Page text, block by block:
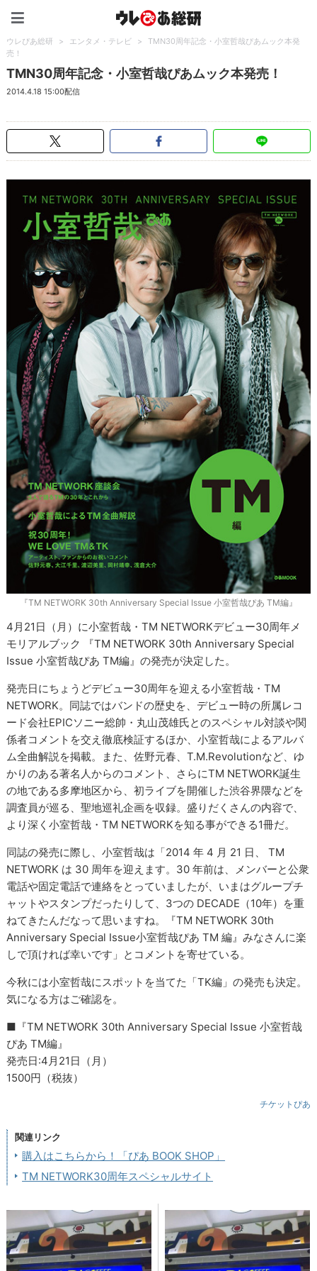
ウレぴあ総研 > エンタメ・テレビ >
TMN30周年記念・小室哲哉ぴあムック本発
売！
TMN30周年記念・小室哲哉ぴあムック本発売！
2014.4.18 15:00配信
『TM NETWORK 30th Anniversary Special Issue 小室哲哉ぴあ TM編』
4月21日（月）に小室哲哉・TM NETWORKデビュー30周年メ
モリアルブック 『TM NETWORK 30th Anniversary Special
Issue 小室哲哉ぴあ TM編』の発売が決定した。
発売日にちょうどデビュー30周年を迎える小室哲哉・TM
NETWORK。同誌ではバンドの歴史を、デビュー時の所属レコ
ード会社EPICソニー総帥・丸山茂雄氏とのスペシャル対談や関
係者コメントを交え徹底検証するほか、小室哲哉によるアルバ
ム全曲解説を掲載。また、佐野元春、T.M.Revolutionなど、ゆ
かりのある著名人からのコメント、さらにTM NETWORK誕生
の地である多摩地区から、初ライブを開催した渋谷界隈などを
調査員が巡る、聖地巡礼企画を収録。盛りだくさんの内容で、
より深く小室哲哉・TM NETWORKを知る事ができる1冊だ。
同誌の発売に際し、小室哲哉は「2014 年 4 月 21 日、 TM
NETWORK は 30 周年を迎えます。30 年前は、メンバーと公衆
電話や固定電話で連絡をとっていましたが、いまはグループチ
ャットやスタンプだったりして、3つの DECADE（10年）を重
ねてきたんだなって思いますね。『TM NETWORK 30th
Anniversary Special Issue小室哲哉ぴあ TM 編』みなさんに楽
しで頂ければ幸いです」とコメントを寄せている。
今秋には小室哲哉にスポットを当てた「TK編」の発売も決定。
気になる方はご確認を。
■『TM NETWORK 30th Anniversary Special Issue 小室哲哉
ぴあ TM編』
発売日:4月21日（月）
1500円（税抜）
チケットぴあ
関連リンク
購入はこちらから！「ぴあ BOOK SHOP」
TM NETWORK30周年スペシャルサイト